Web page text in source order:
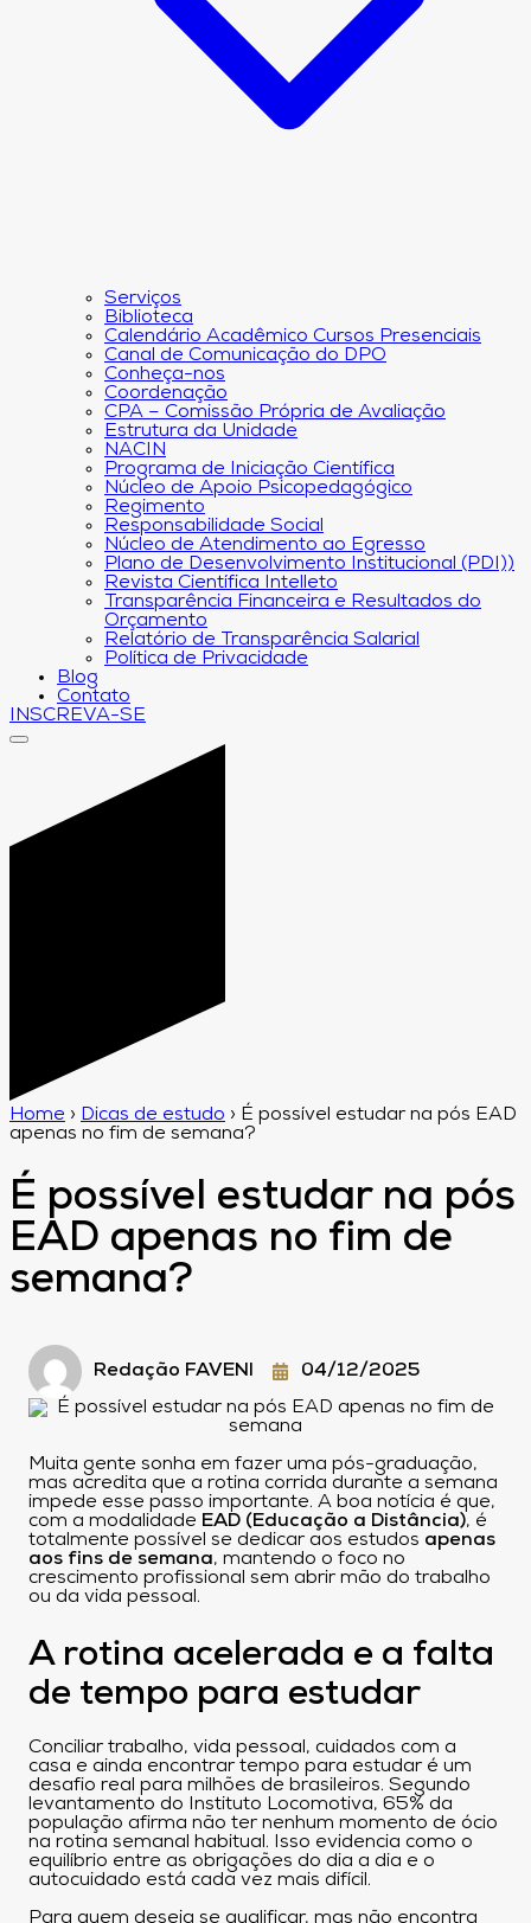
Serviços
Biblioteca
Calendário Acadêmico Cursos Presenciais
Canal de Comunicação do DPO
Conheça-nos
Coordenação
CPA – Comissão Própria de Avaliação
Estrutura da Unidade
NACIN
Programa de Iniciação Científica
Núcleo de Apoio Psicopedagógico
Regimento
Responsabilidade Social
Núcleo de Atendimento ao Egresso
Plano de Desenvolvimento Institucional (PDI))
Revista Científica Intelleto
Transparência Financeira e Resultados do
Orçamento
Relatório de Transparência Salarial
Política de Privacidade
Blog
Contato
INSCREVA-SE
Home › Dicas de estudo › É possível estudar na pós EAD
apenas no fim de semana?
É possível estudar na pós
EAD apenas no fim de
semana?
Redação FAVENI 04/12/2025
Muita gente sonha em fazer uma pós-graduação,
mas acredita que a rotina corrida durante a semana
impede esse passo importante. A boa notícia é que,
com a modalidade EAD (Educação a Distância), é
totalmente possível se dedicar aos estudos apenas
aos fins de semana, mantendo o foco no
crescimento profissional sem abrir mão do trabalho
ou da vida pessoal.
A rotina acelerada e a falta
de tempo para estudar
Conciliar trabalho, vida pessoal, cuidados com a
casa e ainda encontrar tempo para estudar é um
desafio real para milhões de brasileiros. Segundo
levantamento do Instituto Locomotiva, 65% da
população afirma não ter nenhum momento de ócio
na rotina semanal habitual. Isso evidencia como o
equilíbrio entre as obrigações do dia a dia e o
autocuidado está cada vez mais difícil.
Para quem deseja se qualificar, mas não encontra